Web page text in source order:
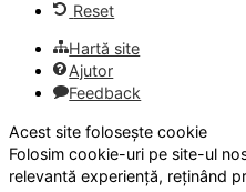
Reset
Hartă site
Ajutor
Feedback
Acest site folosește cookie
Folosim cookie-uri pe site-ul
relevantă experiență, reținând